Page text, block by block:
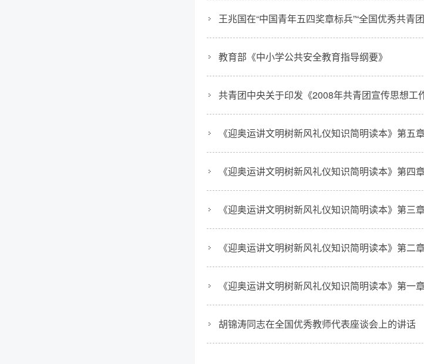
王兆国在“中国青年五四奖章标兵”“全国优秀共青
教育部《中小学公共安全教育指导纲要》
共青团中央关于印发《2008年共青团宣传思想工
《迎奥运讲文明树新风礼仪知识简明读本》第五
《迎奥运讲文明树新风礼仪知识简明读本》第四
《迎奥运讲文明树新风礼仪知识简明读本》第三
《迎奥运讲文明树新风礼仪知识简明读本》第二
《迎奥运讲文明树新风礼仪知识简明读本》第一
胡锦涛同志在全国优秀教师代表座谈会上的讲话